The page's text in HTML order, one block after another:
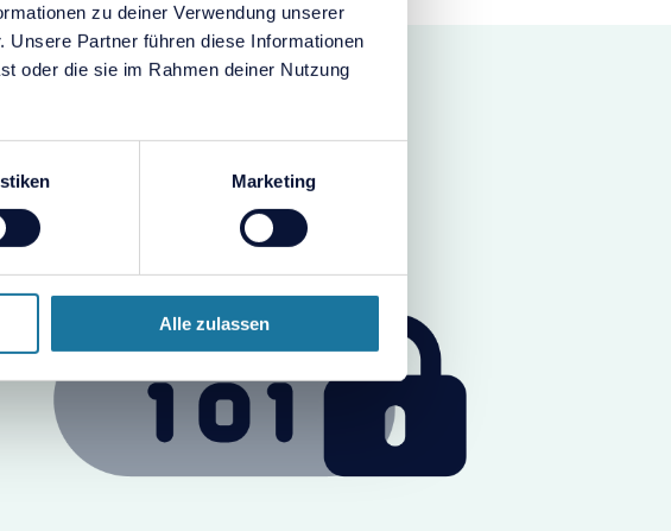
zu deiner Verwendung unserer
Partner führen diese Informationen
oder die sie im Rahmen deiner Nutzung
Marketing
Alle zulassen